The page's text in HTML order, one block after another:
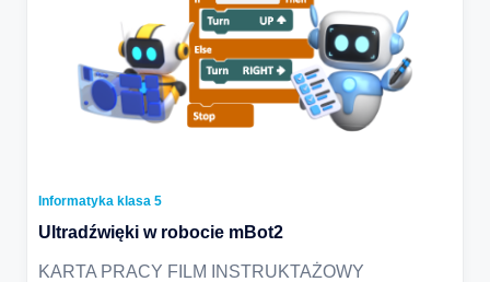
Informatyka klasa 5
Ultradźwięki w robocie mBot2
KARTA PRACY FILM INSTRUKTAŻOWY